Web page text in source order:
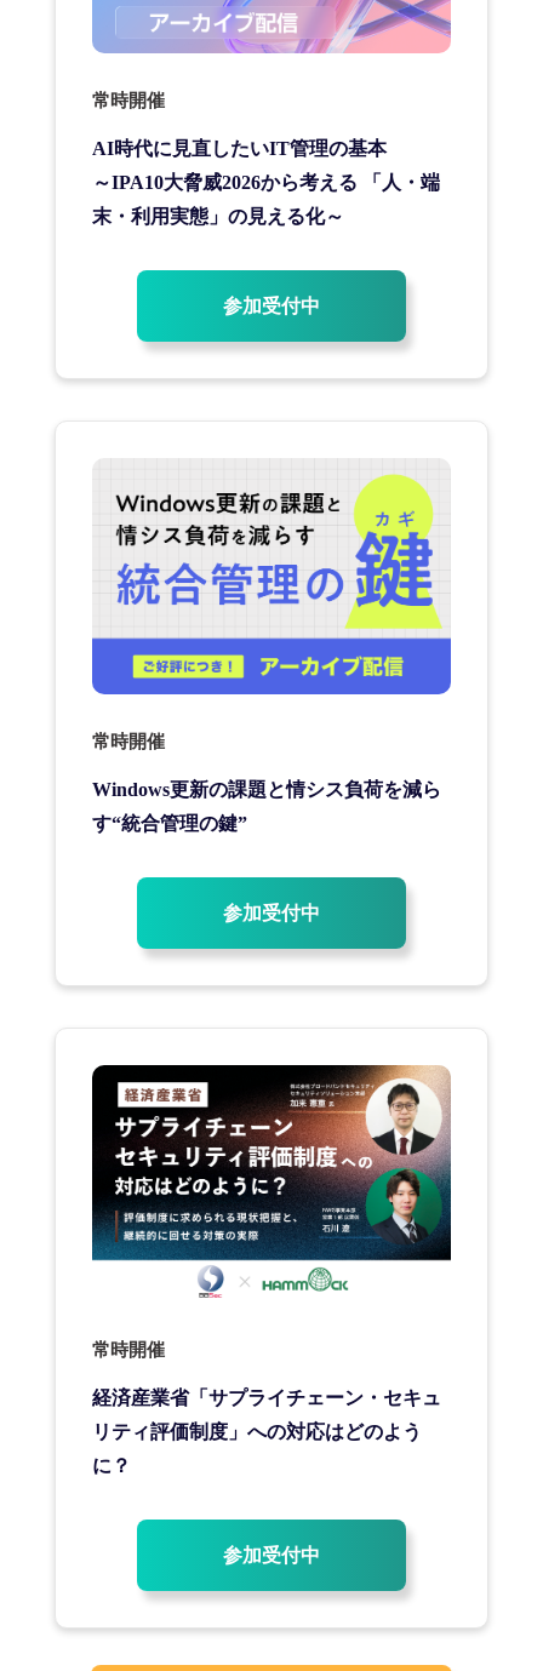
常時開催
AI時代に見直したいIT管理の基本
～IPA10大脅威2026から考える 「人・端
末・利用実態」の見える化～
参加受付中
常時開催
Windows更新の課題と情シス負荷を減ら
す“統合管理の鍵”
参加受付中
常時開催
経済産業省「サプライチェーン・セキュ
リティ評価制度」への対応はどのよう
に？
参加受付中